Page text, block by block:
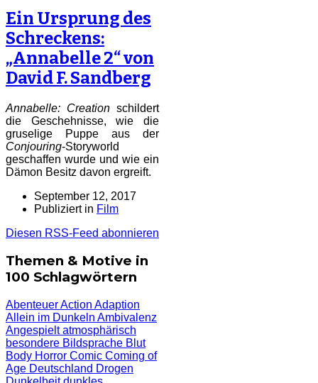
Ein Ursprung des
Schreckens:
„Annabelle 2“ von
David F. Sandberg
Annabelle: Creation schildert
die Geschehnisse, wie die
gruselige Puppe aus der
Conjouring-Storyworld
geschaffen wurde und wie ein
Dämon Besitz davon ergreift.
September 12, 2017
Publiziert in Film
Diesen RSS-Feed abonnieren
Themen & Motive in
100 Schlagwörtern
AbenteuerAction Adaption
Allein im Dunkeln Ambivalenz
Angespieltatmosphärisch
besondere Bildsprache Blut
Body Horror Comic Coming of
Age Deutschland Drogen